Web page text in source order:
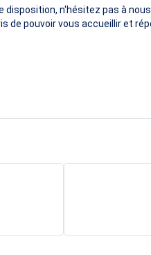
disposition, n'hésitez pas à
de pouvoir vous accueillir et